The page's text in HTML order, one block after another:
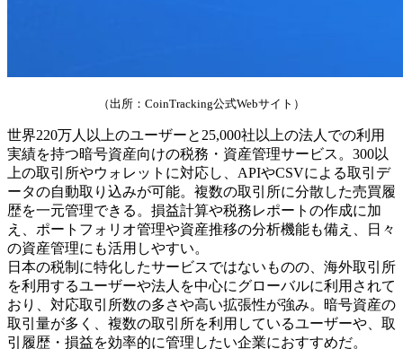
（出所：CoinTracking公式Webサイト）
世界220万人以上のユーザーと25,000社以上の法人での利用
実績を持つ暗号資産向けの税務・資産管理サービス。300以
上の取引所やウォレットに対応し、APIやCSVによる取引デ
ータの自動取り込みが可能。複数の取引所に分散した売買履
歴を一元管理できる。損益計算や税務レポートの作成に加
え、ポートフォリオ管理や資産推移の分析機能も備え、日々
の資産管理にも活用しやすい。
日本の税制に特化したサービスではないものの、海外取引所
を利用するユーザーや法人を中心にグローバルに利用されて
おり、対応取引所数の多さや高い拡張性が強み。暗号資産の
取引量が多く、複数の取引所を利用しているユーザーや、取
引履歴・損益を効率的に管理したい企業におすすめだ。